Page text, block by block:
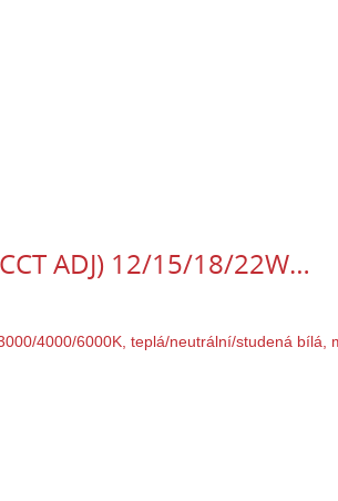
ADJ) 12/15/18/22W…